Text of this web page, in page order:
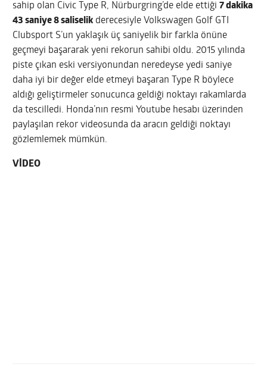
sahip olan Civic Type R, Nürburgring’de elde ettiği7 dakika
43 saniye 8 saliselik derecesiyle Volkswagen Golf GTI
Clubsport S’un yaklaşık üç saniyelik bir farkla önüne
geçmeyi başararak yeni rekorun sahibi oldu. 2015 yılında
piste çıkan eski versiyonundan neredeyse yedi saniye
daha iyi bir değer elde etmeyi başaran Type R böylece
aldığı geliştirmeler sonucunca geldiği noktayı rakamlarda
da tescilledi. Honda’nın resmi Youtube hesabı üzerinden
paylaşılan rekor videosunda da aracın geldiği noktayı
gözlemlemek mümkün.
VİDEO